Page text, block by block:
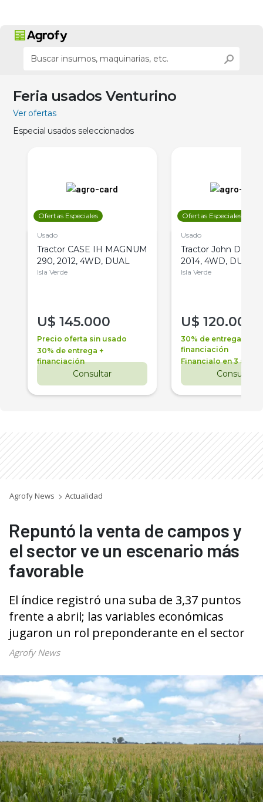
Feria usados Venturino
Ver ofertas
Especial usados seleccionados
Ofertas Especiales
Usado
Tractor CASE IH MAGNUM
290, 2012, 4WD, DUAL
Isla Verde
U$ 145.000
Precio oferta sin usado
30% de entrega +
financiación
Consultar
Ofertas Especiales
Usado
Tractor John Deere
2014, 4WD, DUAL
Isla Verde
U$ 120.000
30% de entrega +
financiación
Financialo en 3 años
Consultar
Agrofy News Actualidad
Repuntó la venta de campos y
el sector ve un escenario más
favorable
El índice registró una suba de 3,37 puntos
frente a abril; las variables económicas
jugaron un rol preponderante en el sector
Agrofy News